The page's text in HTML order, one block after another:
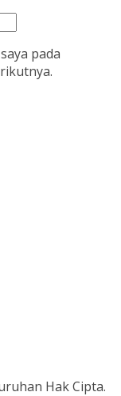
pada
Hak Cipta.